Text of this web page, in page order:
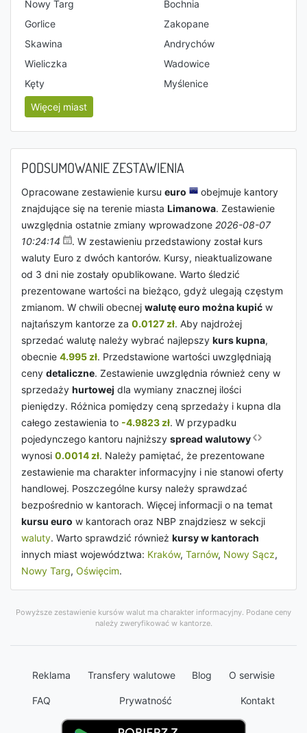
Nowy Targ
Bochnia
Gorlice
Zakopane
Skawina
Andrychów
Wieliczka
Wadowice
Kęty
Myślenice
Więcej miast
PODSUMOWANIE ZESTAWIENIA
Opracowane zestawienie kursu euro
obejmuje kantory
znajdujące się na terenie miasta Limanowa. Zestawienie
uwzględnia ostatnie zmiany wprowadzone 2026-08-07
10:24:14
. W zestawieniu przedstawiony został kurs
waluty Euro z dwóch kantorów. Kursy, nieaktualizowane
od 3 dni nie zostały opublikowane. Warto śledzić
prezentowane wartości na bieżąco, gdyż ulegają częstym
zmianom. W chwili obecnej walutę euro można kupić w
najtańszym kantorze za 0.0127 zł. Aby najdrożej
sprzedać walutę należy wybrać najlepszy kurs kupna,
obecnie 4.995 zł. Przedstawione wartości uwzględniają
ceny detaliczne. Zestawienie uwzględnia również ceny w
sprzedaży hurtowej dla wymiany znacznej ilości
pieniędzy. Różnica pomiędzy ceną sprzedaży i kupna dla
całego zestawienia to -4.9823 zł. W przypadku
pojedynczego kantoru najniższy spread walutowy
wynosi 0.0014 zł. Należy pamiętać, że prezentowane
zestawienie ma charakter informacyjny i nie stanowi oferty
handlowej. Poszczególne kursy należy sprawdzać
bezpośrednio w kantorach. Więcej informacji o na temat
kursu euro w kantorach oraz NBP znajdziesz w sekcji
waluty. Warto sprawdzić również kursy w kantorach
innych miast województwa: Kraków, Tarnów, Nowy Sącz,
Nowy Targ, Oświęcim.
Powyższe zestawienie kursów walut ma charakter informacyjny. Podane ceny
należy zweryfikować w kantorze.
Reklama Transfery walutowe Blog O serwisie
FAQ Prywatność Kontakt